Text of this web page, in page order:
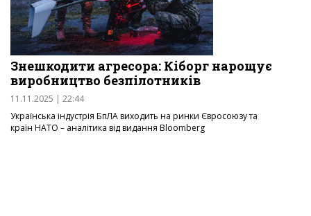
Знешкодити агресора: Кіборг нарощує
виробництво безпілотників
11.11.2025 | 22:44
Українська індустрія БпЛА виходить на ринки Євросоюзу та
країн НАТО – аналітика від видання Bloomberg